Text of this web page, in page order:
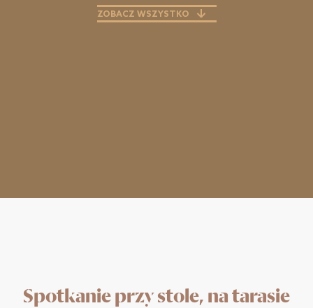
ZOBACZ WSZYSTKO
Spotkanie przy stole, na tarasie